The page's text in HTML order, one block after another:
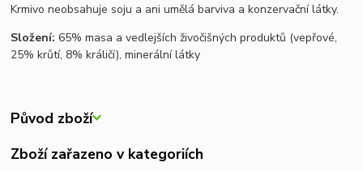
Krmivo neobsahuje soju a ani umělá barviva a konzervační látky.
Složení:65% masa a vedlejších živočišných produktů (vepřové,
25% krůtí, 8% králičí), minerální látky
Původ zboží
Zboží zařazeno v kategoriích